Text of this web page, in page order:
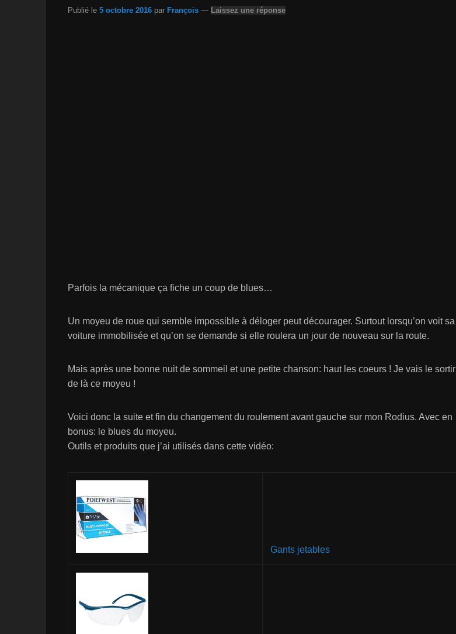
Publié le 5 octobre 2016 par François — Laissez une réponse
Parfois la mécanique ça fiche un coup de blues…
Un moyeu de roue qui semble impossible à déloger peut décourager. Surtout lorsqu’on voit sa
voiture immobilisée et qu’on se demande si elle roulera un jour de nouveau sur la route.
Mais après une bonne nuit de sommeil et une petite chanson: haut les coeurs ! Je vais le sortir
de là ce moyeu !
Voici donc la suite et fin du changement du roulement avant gauche sur mon Rodius. Avec en
bonus: le blues du moyeu.
Outils et produits que j’ai utilisés dans cette vidéo:
Gants jetables